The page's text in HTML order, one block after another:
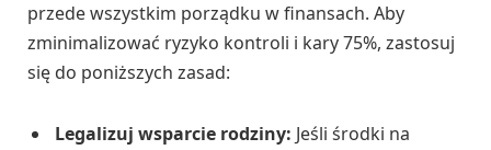
przede wszystkim porządku w finansach. Aby
zminimalizować ryzyko kontroli i kary 75%, zastosuj
się do poniższych zasad:
Legalizuj wsparcie rodziny: Jeśli środki na